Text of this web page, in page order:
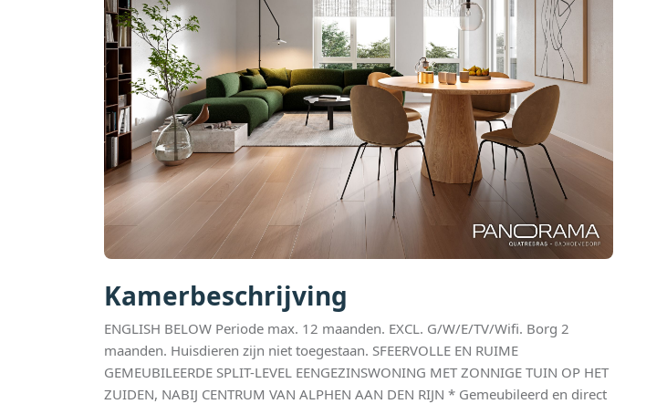
Kamerbeschrijving
ENGLISH BELOW Periode max. 12 maanden. EXCL. G/W/E/TV/Wifi. Borg 2
maanden. Huisdieren zijn niet toegestaan. SFEERVOLLE EN RUIME
GEMEUBILEERDE SPLIT-LEVEL EENGEZINSWONING MET ZONNIGE TUIN OP HET
ZUIDEN, NABIJ CENTRUM VAN ALPHEN AAN DEN RIJN * Gemeubileerd en direct